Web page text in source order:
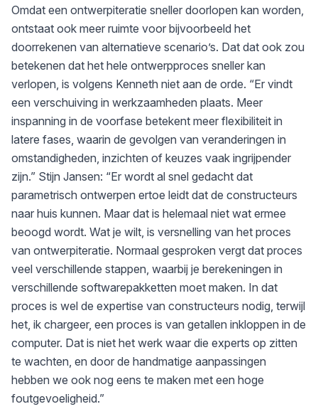
Omdat een ontwerpiteratie sneller doorlopen kan worden,
ontstaat ook meer ruimte voor bijvoorbeeld het
doorrekenen van alternatieve scenario’s. Dat dat ook zou
betekenen dat het hele ontwerpproces sneller kan
verlopen, is volgens Kenneth niet aan de orde. “Er vindt
een verschuiving in werkzaamheden plaats. Meer
inspanning in de voorfase betekent meer flexibiliteit in
latere fases, waarin de gevolgen van veranderingen in
omstandigheden, inzichten of keuzes vaak ingrijpender
zijn.” Stijn Jansen: “Er wordt al snel gedacht dat
parametrisch ontwerpen ertoe leidt dat de constructeurs
naar huis kunnen. Maar dat is helemaal niet wat ermee
beoogd wordt. Wat je wilt, is versnelling van het proces
van ontwerpiteratie. Normaal gesproken vergt dat proces
veel verschillende stappen, waarbij je berekeningen in
verschillende softwarepakketten moet maken. In dat
proces is wel de expertise van constructeurs nodig, terwijl
het, ik chargeer, een proces is van getallen inkloppen in de
computer. Dat is niet het werk waar die experts op zitten
te wachten, en door de handmatige aanpassingen
hebben we ook nog eens te maken met een hoge
foutgevoeligheid.”